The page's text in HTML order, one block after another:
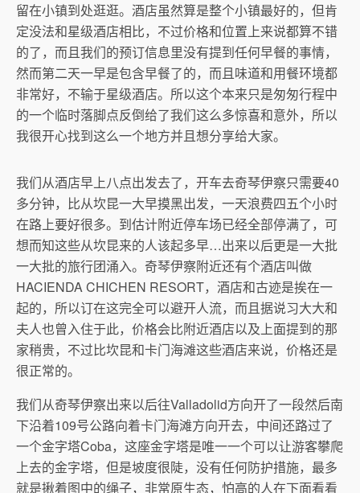
留在小镇到处逛逛。酒店虽然算是整个小镇最好的，但肯
定没法和星级酒店相比，不过价格和位置上来说都算不错
的了，而且我们的预订信息里没有提到任何早餐的事情，
然而第二天一早是包含早餐了的，而且味道和用餐环境都
非常好，不输于星级酒店。所以这个本来只是匆匆行程中
的一个临时落脚点反倒给了我们这么多惊喜和意外，所以
我很开心找到这么一个地方并且想分享给大家。
我们从酒店早上八点出发去了，开车去奇琴伊察只需要40
多分钟，比从坎昆一大早摸黑出发，一天浪费四五个小时
在路上要好很多。到估计附近停车场已经全部停满了，可
想而知这些从坎昆来的人该起多早…出来以后更是一大批
一大批的旅行团涌入。奇琴伊察附近还有个酒店叫做
HACIENDA CHICHEN RESORT，酒店和古迹是挨在一
起的，所以订在这完全可以避开人流，而且据说习大大和
夫人也曾入住于此，价格会比附近酒店以及上面提到的那
家稍贵，不过比坎昆和卡门海滩这些酒店来说，价格还是
很正常的。
我们从奇琴伊察出来以后往Valladolid方向开了一段然后南
下沿着109号公路向着卡门海滩方向开去，中间还路过了
一个金字塔Coba，这座金字塔是唯一一个可以让游客攀爬
上去的金字塔，但是坡度很陡，没有任何防护措施，最多
就是揪着图中的绳子，非常原生态，怕高的人在下面看看